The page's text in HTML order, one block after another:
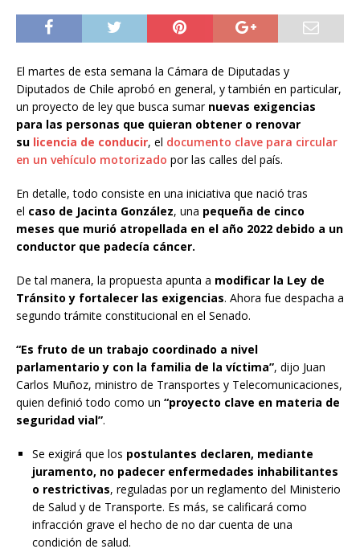
El martes de esta semana la Cámara de Diputadas y
Diputados de Chile aprobó en general, y también en particular,
un proyecto de ley que busca sumar nuevas exigencias
para las personas que quieran obtener o renovar
su licencia de conducir, el documento clave para circular
en un vehículo motorizado por las calles del país.
En detalle, todo consiste en una iniciativa que nació tras
el caso de Jacinta González, una pequeña de cinco
meses que murió atropellada en el año 2022 debido a un
conductor que padecía cáncer.
De tal manera, la propuesta apunta a modificar la Ley de
Tránsito y fortalecer las exigencias. Ahora fue despacha a
segundo trámite constitucional en el Senado.
“Es fruto de un trabajo coordinado a nivel
parlamentario y con la familia de la víctima”, dijo Juan
Carlos Muñoz, ministro de Transportes y Telecomunicaciones,
quien definió todo como un “proyecto clave en materia de
seguridad vial”.
Se exigirá que los postulantes declaren, mediante
juramento, no padecer enfermedades inhabilitantes
o restrictivas, reguladas por un reglamento del Ministerio
de Salud y de Transporte. Es más, se calificará como
infracción grave el hecho de no dar cuenta de una
condición de salud.